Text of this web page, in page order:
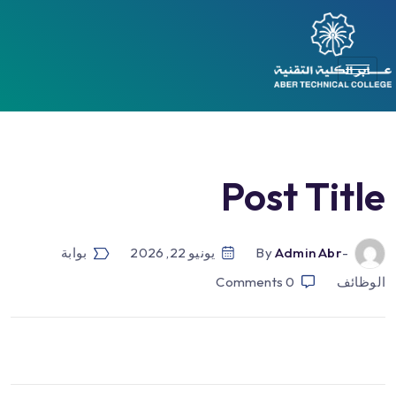
Post Title
-by
Admin Abr يونيو 22, 2026
بوابة
الوظائف
0
Comments